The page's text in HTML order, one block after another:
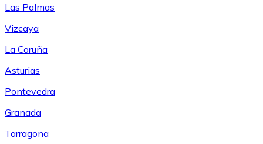
Las Palmas
Vizcaya
La Coruña
Asturias
Pontevedra
Granada
Tarragona